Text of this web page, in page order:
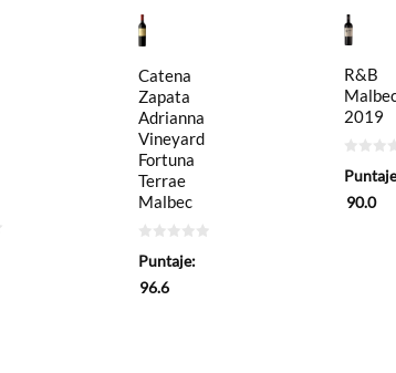
Catena
Zapata
Adrianna
Vineyard
Fortuna
Terrae
Malbec
de
Puntaje:
96.6
R&B
2019
de
90.0